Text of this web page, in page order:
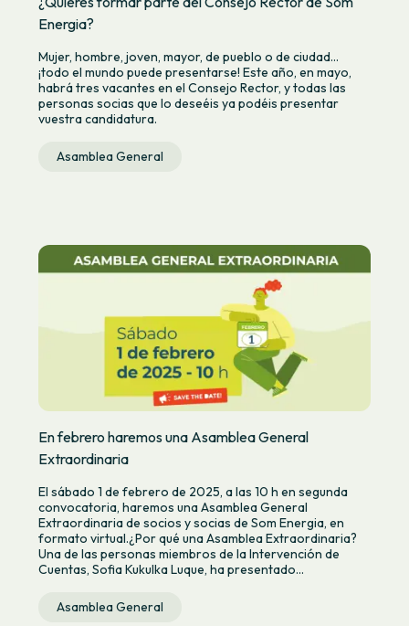
Energia?
Mujer, hombre, joven, mayor, de pueblo o de ciudad…
¡todo el mundo puede presentarse! Este año, en mayo,
habrá tres vacantes en el Consejo Rector, y todas las
personas socias que lo deseéis ya podéis presentar
vuestra candidatura.
Asamblea General
En febrero haremos una Asamblea General
Extraordinaria
El sábado 1 de febrero de 2025, a las 10 h en segunda
convocatoria, haremos una Asamblea General
Extraordinaria de socios y socias de Som Energia, en
formato virtual.¿Por qué una Asamblea Extraordinaria?
Una de las personas miembros de la Intervención de
Cuentas, Sofia Kukulka Luque, ha presentado...
Asamblea General